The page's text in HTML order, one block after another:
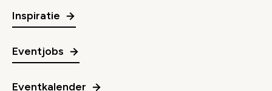
Inspiratie
Eventjobs
Eventkalender